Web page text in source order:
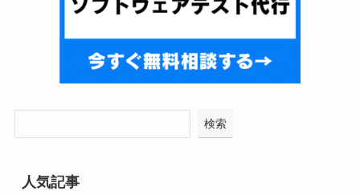
検索
人気記事